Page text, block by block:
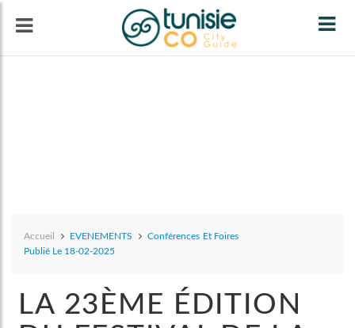
Accueil EVENEMENTS
Conférences Et Foires
Publié Le 18-02-2025
LA 23ÈME ÉDITION